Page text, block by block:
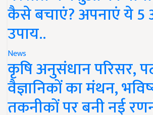
कैसे बचाएं? अपनाएं ये
उपाय..
News
कृषि अनुसंधान परिसर,
वैज्ञानिकों का मंथन,
तकनीकों पर बनी नई